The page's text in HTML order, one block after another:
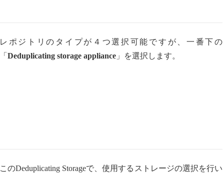
レポジトリのタイプが４つ選択可能ですが、一番下の
「 Deduplicating storage appliance 」を選択します。
このDeduplicating Storageで、使用するストレージの選択を行い